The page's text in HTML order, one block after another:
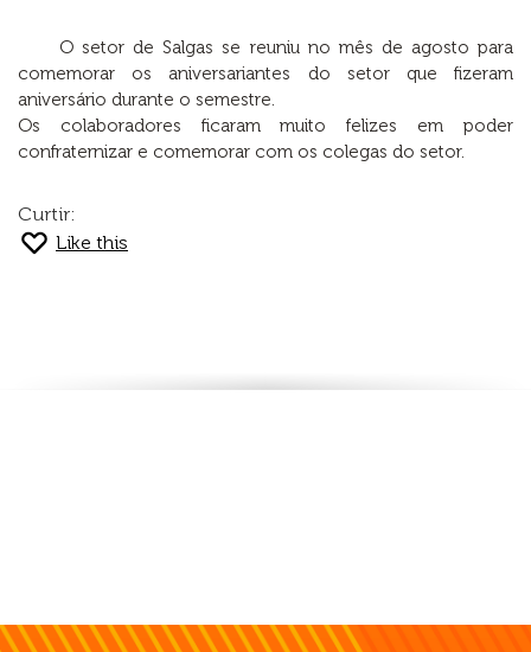
O setor de Salgas se reuniu no mês de agosto para
comemorar os aniversariantes do setor que fizeram
aniversário durante o semestre.
Os colaboradores ficaram muito felizes em poder
confraternizar e comemorar com os colegas do setor.
Curtir:
Like this